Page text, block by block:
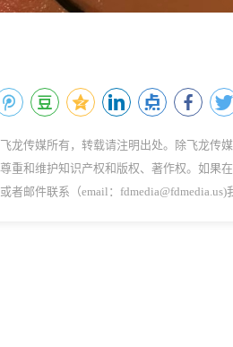
龙传媒所有，转载请注明出处。除飞龙传
重和维护知识产权和版权、著作权。如果
者邮件联系（email：